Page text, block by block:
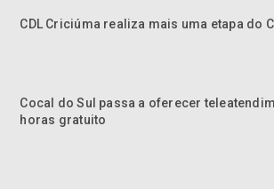
CDL Criciúma realiza mais uma etapa do
Cocal do Sul passa a oferecer
horas gratuito